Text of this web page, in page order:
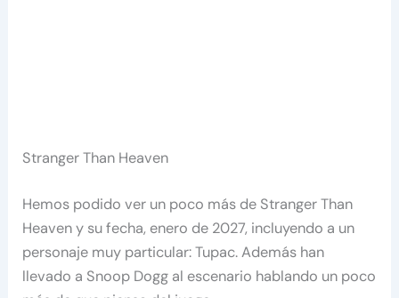
Stranger Than Heaven
Hemos podido ver un poco más de Stranger Than
Heaven y su fecha, enero de 2027, incluyendo a un
personaje muy particular: Tupac. Además han
llevado a Snoop Dogg al escenario hablando un poco